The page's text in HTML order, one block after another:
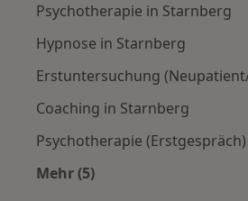
Psychotherapie in Starnberg
Hypnose in Starnberg
Erstuntersuchung
Coaching in Starnberg
Psychotherapie
Mehr (5)